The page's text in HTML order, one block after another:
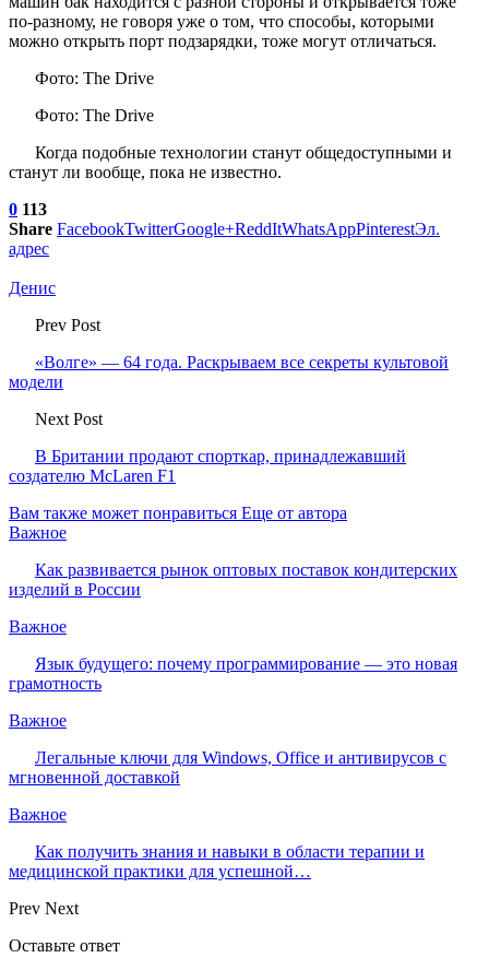
по-разному, не говоря уже о том, что способы, которыми
можно открыть порт подзарядки, тоже могут отличаться.
Фото: The Drive
Фото: The Drive
Когда подобные технологии станут общедоступными и
станут ли вообще, пока не известно.
0 113
Share FacebookTwitterGoogle+ReddItWhatsAppPinterestЭл.
адрес
Денис
Prev Post
«Волге» — 64 года. Раскрываем все секреты культовой
модели
Next Post
В Британии продают спорткар, принадлежавший
создателю McLaren F1
Вам также может понравиться Еще от автора
Важное
Как развивается рынок оптовых поставок кондитерских
изделий в России
Важное
Язык будущего: почему программирование — это новая
грамотность
Важное
Легальные ключи для Windows, Office и антивирусов с
мгновенной доставкой
Важное
Как получить знания и навыки в области терапии и
медицинской практики для успешной…
Prev Next
Оставьте ответ